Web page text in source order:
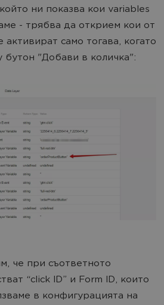
ни показва кои variables
- трябва да открием кои от
само тогава, когато
бутон "Добави в количка":
че при съответното
“click ID” и Form ID, които
в конфигурацията на